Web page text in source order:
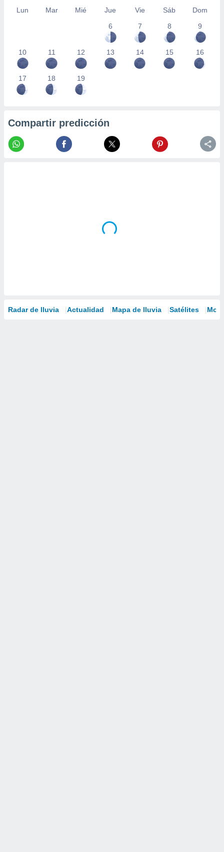
Lun Mar Mié Jue Vie Sáb
Dom
6
7 8 9
10 11 12 13 14 15 16
17 18 19
Compartir predicción
Radar de lluvia Actualidad Mapa de lluvia Satélites